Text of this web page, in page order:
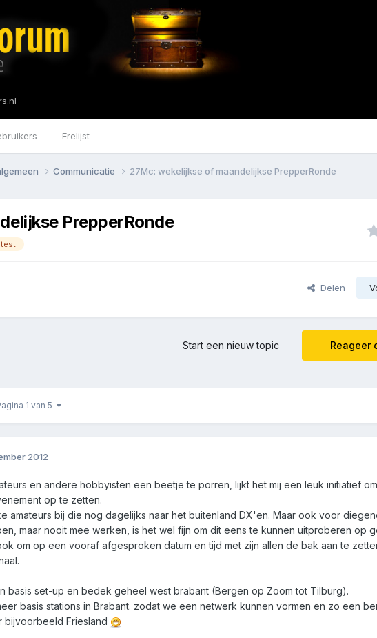
Erelijst
Communicatie 27Mc: wekelijkse of maandelijkse PrepperRonde
PrepperRonde
test
Delen
Reageer
Start een nieuw topic
1 van 5
2012
en andere hobbyisten een beetje te porren, lijkt het mij een leuk initiatief
op te zetten.
amateurs bij die nog dagelijks naar het buitenland DX'en. Maar ook voor
maar nooit mee werken, is het wel fijn om dit eens te kunnen uitproberen op
om op een vooraf afgesproken datum en tijd met zijn allen de bak aan te
basis set-up en bedek geheel west brabant (Bergen op Zoom tot Tilburg).
basis stations in Brabant. zodat we een netwerk kunnen vormen en zo een
bijvoorbeeld Friesland